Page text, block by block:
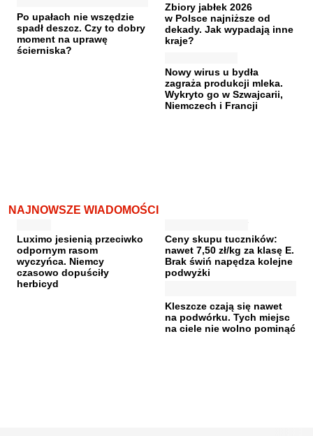
Po upałach nie wszędzie
spadł deszcz. Czy to dobry
moment na uprawę
ścierniska?
Zbiory jabłek 2026
w Polsce najniższe od
dekady. Jak wypadają inne
kraje?
Nowy wirus u bydła
zagraża produkcji mleka.
Wykryto go w Szwajcarii,
Niemczech i Francji
NAJNOWSZE WIADOMOŚCI
Luximo jesienią przeciwko
odpornym rasom
wyczyńca. Niemcy
czasowo dopuściły
herbicyd
Ceny skupu tuczników:
nawet 7,50 zł/kg za klasę E.
Brak świń napędza kolejne
podwyżki
Kleszcze czają się nawet
na podwórku. Tych miejsc
na ciele nie wolno pominąć